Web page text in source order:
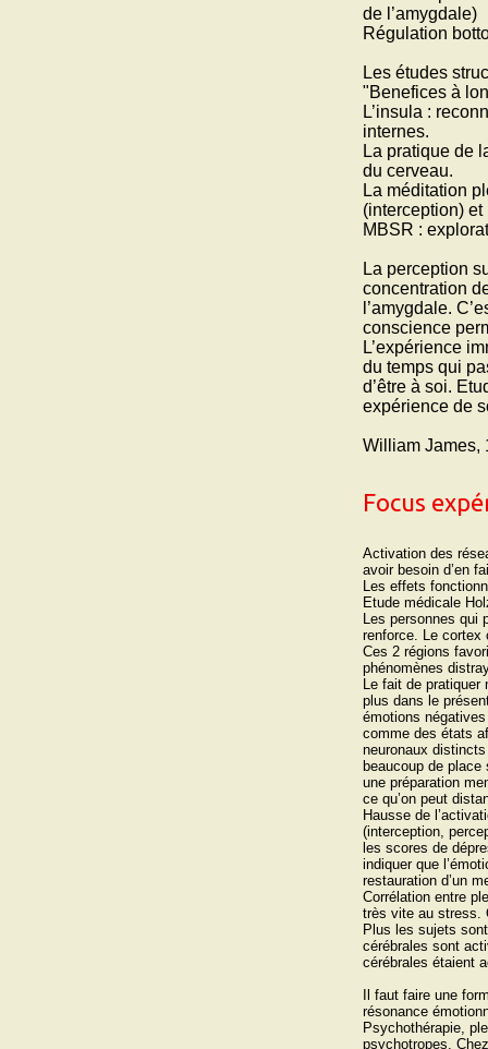
de l’amygdale)
Régulation
Les études
"Benefices à
L’insula :
internes.
La pratique de
du cerveau.
La méditation
(interception) et
MBSR :
La perception
concentration
l’amygdale.
conscience
L’expérience
du temps qui
d’être à soi.
expérience de
William James,
Focus
Activation des
avoir besoin d’en
Les effets
Etude médicale
Les personnes qui
renforce. Le cortex
Ces 2 régions
phénomènes
Le fait de pratiquer
plus dans le
émotions
comme des états
neuronaux
beaucoup de
une préparation
ce qu’on peut
Hausse de
(interception,
les scores de
indiquer que
restauration d’un
Corrélation entre
très vite au stress.
Plus les sujets
cérébrales sont
cérébrales étaient
Il faut faire une
résonance
Psychothérapie,
psychotropes.